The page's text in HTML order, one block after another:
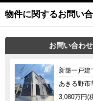
物件に関するお問い
お問い合わ
新築一戸建
あきる野市
3,080万円(